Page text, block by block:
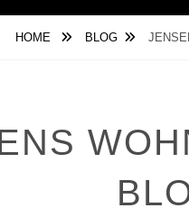
HOME BLOG